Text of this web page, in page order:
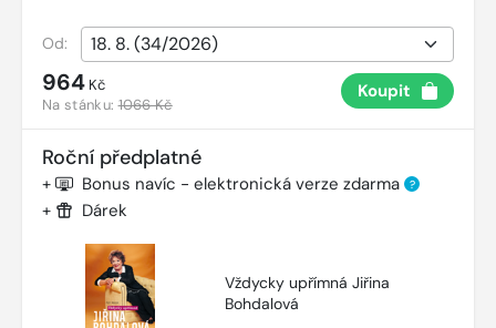
Od:
964 Kč
Na stánku:1066 Kč
Koupit
Roční předplatné
+ Bonus navíc - elektronická verze zdarma ?
+ Dárek
Vždycky upřímná Jiřina
Bohdalová